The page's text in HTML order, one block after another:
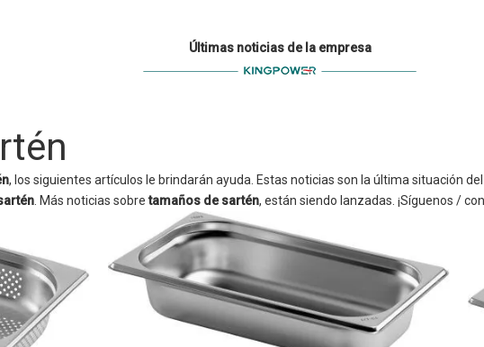
Últimas noticias de la empresa
, los siguientes artículos le brindarán ayuda. Estas noticias son la última situación
. Más noticias sobretamaños de sartén, están siendo lanzadas. ¡Síguenos /